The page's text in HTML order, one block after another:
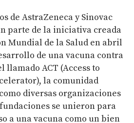
de AstraZeneca y Sinovac
parte de la iniciativa creada
Mundial de la Salud en abril
de una vacuna contra
llamado ACT (Access to
la comunidad
diversas organizaciones
se unieron para
a una vacuna como un bien